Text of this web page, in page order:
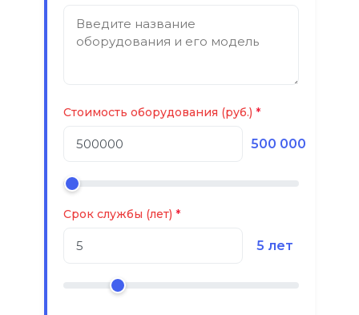
Стоимость оборудования (руб.)
500 000
Срок службы (лет)
5 лет